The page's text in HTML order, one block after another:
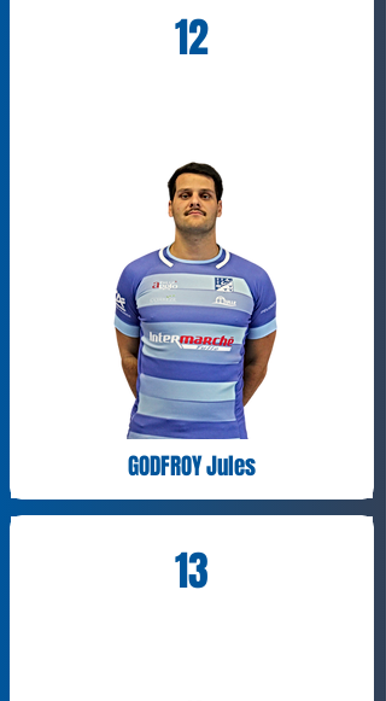
12
GODFROY Jules
13